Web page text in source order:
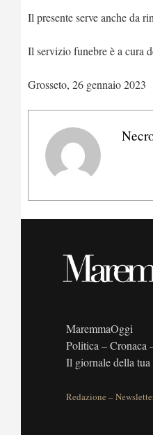
Il presente serve anche da
Il servizio funebre è a cura
Grosseto, 26 gennaio 2023
MaremmaOggi
Politica – Cronaca
Il giornale della tua
Redazione –